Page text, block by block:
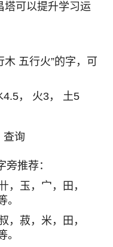
塔可以提升学习运
五行火”的字，可
4.5， 火3， 土5
询
推荐：
，玉，宀，田，
。
，菽，米，田，
。